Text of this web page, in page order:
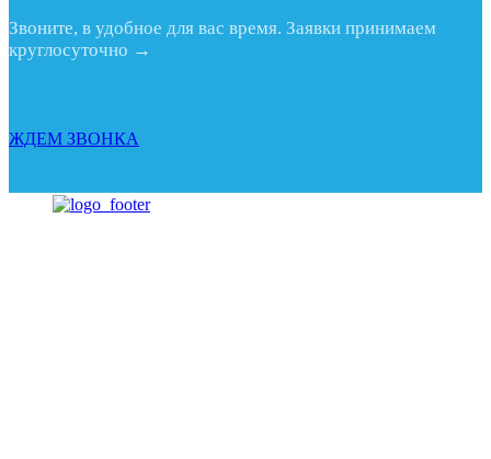
Звоните, в удобное для вас время. Заявки принимаем
круглосуточно →
ЖДЕМ ЗВОНКА